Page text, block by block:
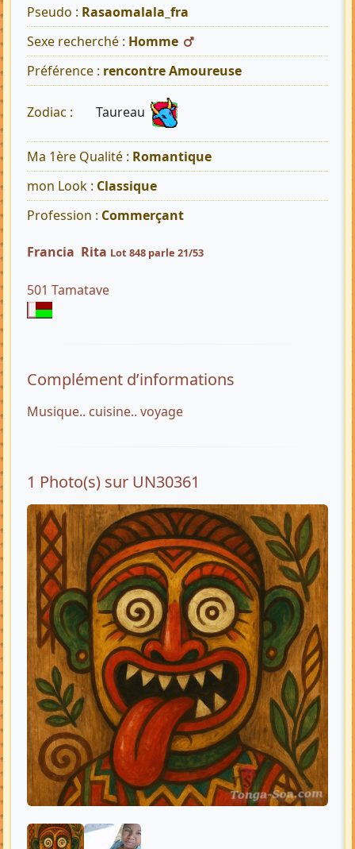
Pseudo : Rasaomalala_fra
Sexe recherché : Homme
Préférence : rencontre Amoureuse
Zodiac : Taureau
Ma 1ère Qualité : Romantique
mon Look : Classique
Profession : Commerçant
Francia Rita Lot 848 parle 21/53
501 Tamatave
Complément d’informations
Musique.. cuisine.. voyage
1 Photo(s) sur UN30361